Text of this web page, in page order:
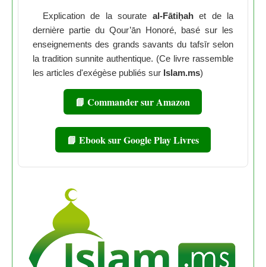
Explication de la sourate al-Fātiḥahet de la
dernière partie du Qour’ān Honoré, basé sur les
enseignements des grands savants du tafsīr selon
la tradition sunnite authentique. (Ce livre rassemble
les articles d'exégèse publiés sur Islam.ms)
📘 Commander sur Amazon
📘 Ebook sur Google Play Livres